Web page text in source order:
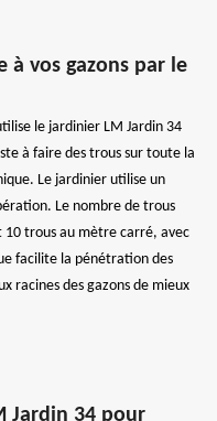
à vos gazons par le
le jardinier LM Jardin 34
à faire des trous sur toute la
Le jardinier utilise un
Le nombre de trous
10 trous au mètre carré, avec
facilite la pénétration des
racines des gazons de mieux
Jardin 34 pour